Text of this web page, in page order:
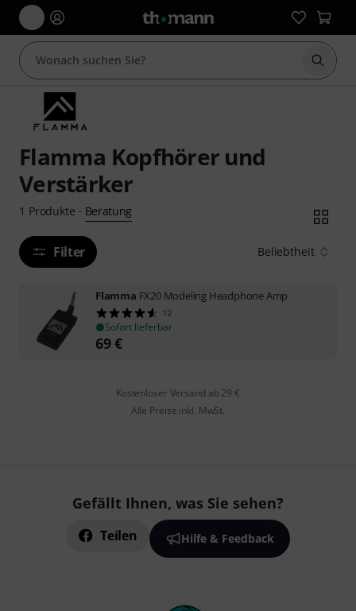
Suche
Flamma Kopfhörer und
Verstärker
1 Produkte · Beratung
Filter Beliebtheit
Flamma FX20 Modeling Headphone Amp
12
Sofort lieferbar
69€
Kostenloser Versand ab 29 €
Alle Preise inkl. MwSt.
Gefällt Ihnen, was Sie sehen?
Teilen Hilfe & Feedback